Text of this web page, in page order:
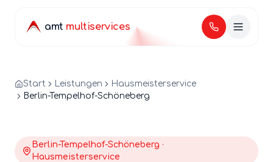
amt multiservices
Start Leistungen
Hausmeisterservice
Berlin-Tempelhof-Schöneberg
Berlin-Tempelhof-Schöneberg ·
Hausmeisterservice